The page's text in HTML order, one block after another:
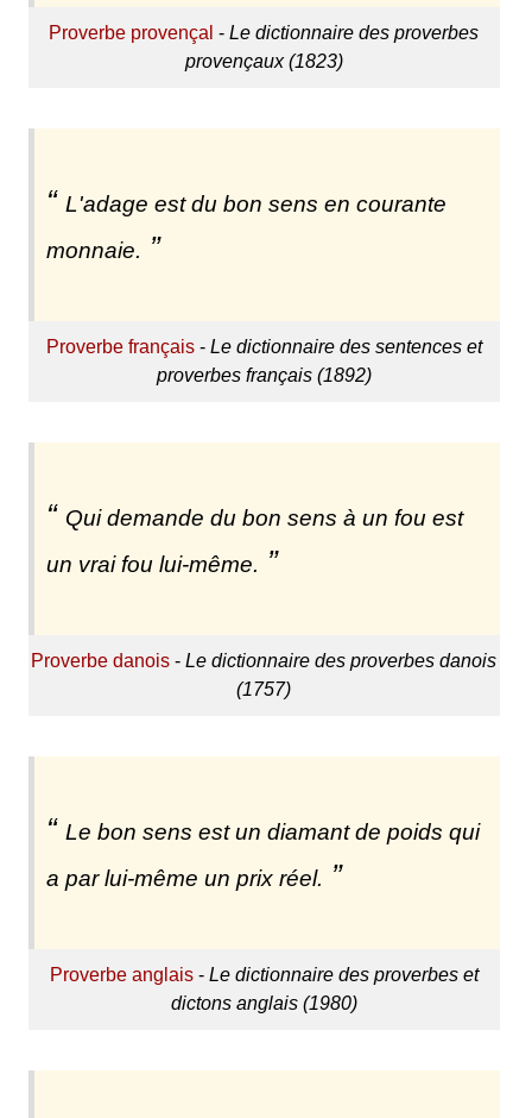
Proverbe provençal -Le dictionnaire des proverbes
provençaux (1823)
L'adage est du bon sens en courante
monnaie.
Proverbe français- Le dictionnaire des sentences et
proverbes français (1892)
Qui demande du bon sens à un fou est
un vrai fou lui-même.
Proverbe danois -Le dictionnaire des proverbes danois
(1757)
Le bon sens est un diamant de poids qui
a par lui-même un prix réel.
Proverbe anglais- Le dictionnaire des proverbes et
dictons anglais (1980)